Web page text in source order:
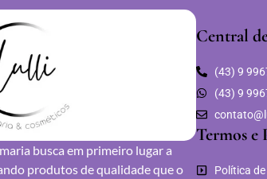
busca em primeiro lugar a
produtos de qualidade que o
Central
(43) 9
(43) 9
Termos e
Política